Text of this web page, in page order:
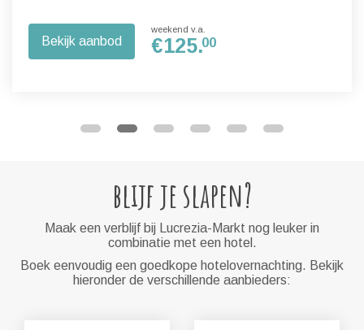
Bekijk aanbod
weekend v.a.
€125.00
blijf je slapen?
Maak een verblijf bij Lucrezia-Markt nog leuker in
combinatie met een hotel.
Boek eenvoudig een goedkope hotelovernachting. Bekijk
hieronder de verschillende aanbieders: